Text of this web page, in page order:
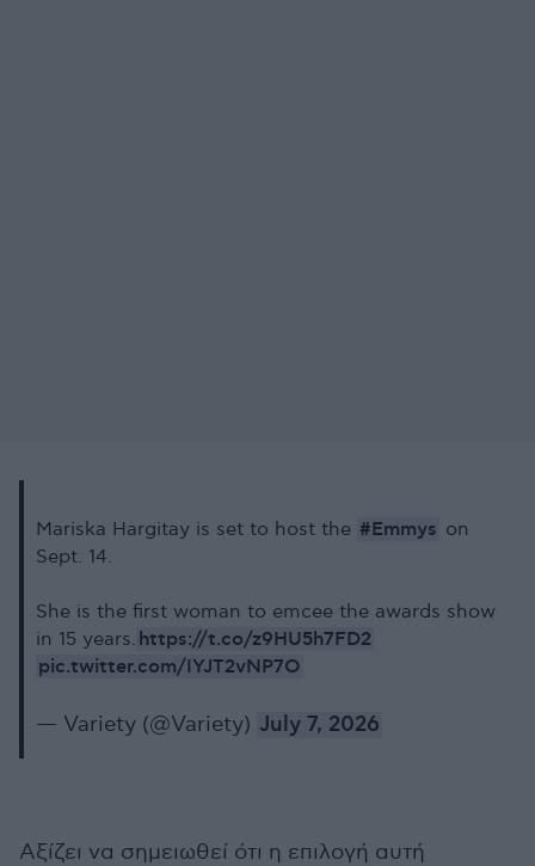
Mariska Hargitay is set to host the #Emmys on
Sept. 14.
She is the first woman to emcee the awards show
in 15 years. https://t.co/z9HU5h7FD2
pic.twitter.com/IYJT2vNP7O
— Variety (@Variety) July 7, 2026
Αξίζει να σημειωθεί ότι η επιλογή αυτή